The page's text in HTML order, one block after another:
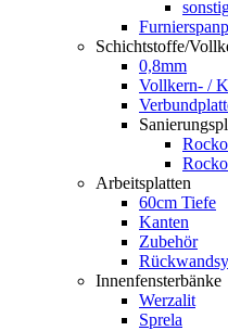
Schichtstoffe/
0,8mm
Vollkern- /
Arbeitsplatten
60cm Tiefe
Kanten
Zubehör
Innenfensterbänke
Werzalit
Sprela